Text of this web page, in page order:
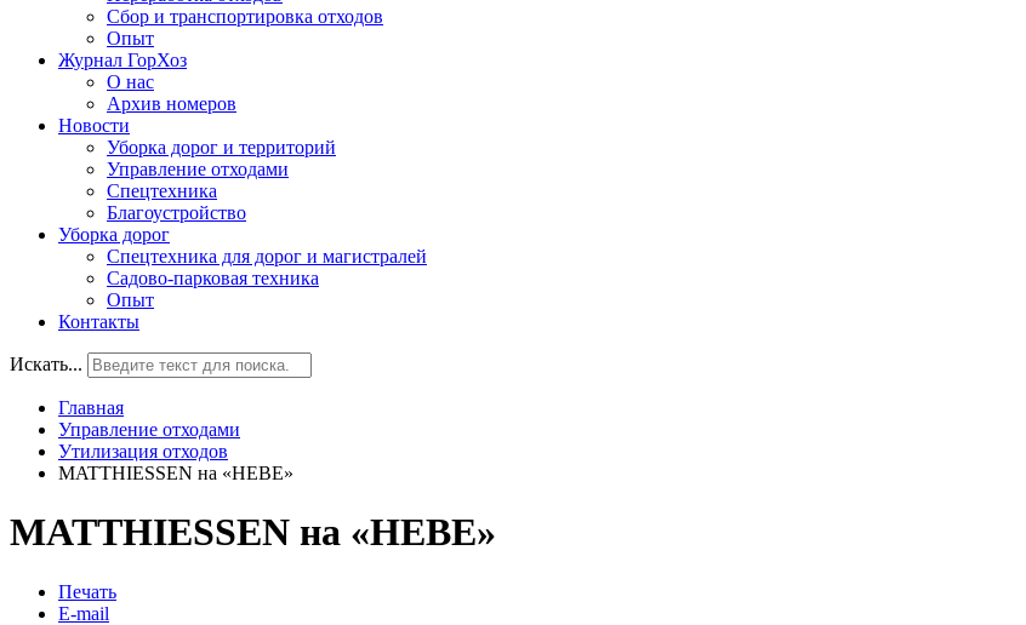
Сбор и транспортировка отходов
Опыт
Журнал ГорХоз
О нас
Архив номеров
Новости
Уборка дорог и территорий
Управление отходами
Спецтехника
Благоустройство
Уборка дорог
Спецтехника для дорог и магистралей
Садово-парковая техника
Опыт
Контакты
Искать...
Главная
Управление отходами
Утилизация отходов
MATTHIESSEN на «НЕВЕ»
MATTHIESSEN на «НЕВЕ»
Печать
E-mail